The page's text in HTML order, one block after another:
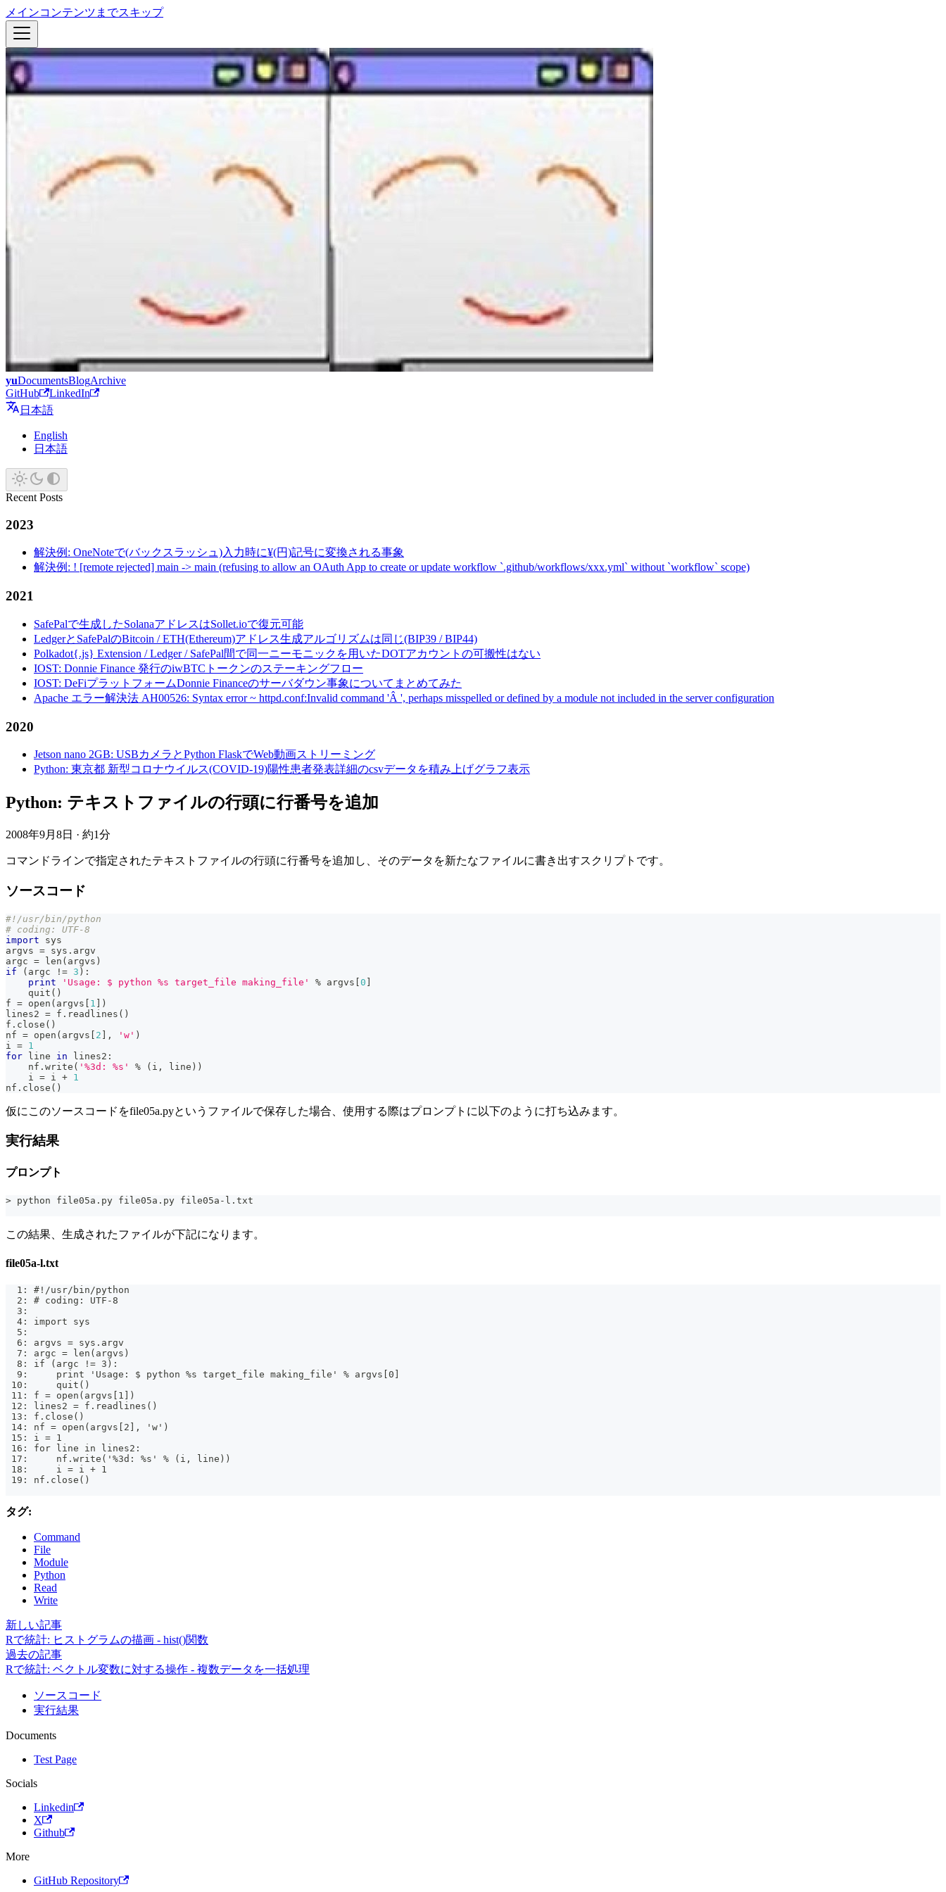
メインコンテンツまでスキップ
yuDocumentsBlogArchive
GitHub
LinkedIn
日本語
English
日本語
Recent Posts
2023
解決例: OneNoteで(バックスラッシュ)入力時に¥(円)記号に変換される事象
解決例: ! [remote rejected] main -> main (refusing to allow an OAuth App to create or update workflow `.github/workflows/xxx.yml` without `workflow` scope)
2021
SafePalで生成したSolanaアドレスはSollet.ioで復元可能
LedgerとSafePalのBitcoin / ETH(Ethereum)アドレス生成アルゴリズムは同じ(BIP39 / BIP44)
Polkadot{.js} Extension / Ledger / SafePal間で同一ニーモニックを用いたDOTアカウントの可搬性はない
IOST: Donnie Finance 発行のiwBTCトークンのステーキングフロー
IOST: DeFiプラットフォームDonnie Financeのサーバダウン事象についてまとめてみた
Apache エラー解決法 AH00526: Syntax error ~ httpd.conf:Invalid command 'Â ', perhaps misspelled or defined by a module not included in the server configuration
2020
Jetson nano 2GB: USBカメラとPython FlaskでWeb動画ストリーミング
Python: 東京都 新型コロナウイルス(COVID-19)陽性患者発表詳細のcsvデータを積み上げグラフ表示
Python: テキストファイルの行頭に行番号を追加
2008年9月8日 · 約1分
コマンドラインで指定されたテキストファイルの行頭に行番号を追加し、そのデータを新たなファイルに書き出すスクリプトです。
ソースコード
#!/usr/bin/python
# coding: UTF-8
import sys
argvs = sys . argv
argc = len ( argvs )
if
( argc != 3 ) :
print
'Usage: $ python %s target_file making_file' % argvs [0 ]
    quit
( )
f = open ( argvs [ 1 ] )
lines2 = f . readlines ( )
f . close ( )
nf = open ( argvs [ 2 ] , 'w' )
i = 1
for line in lines2 :
    nf
. write ( '%3d: %s' % ( i , line ) )
    i
= i + 1
nf . close ( )
仮にこのソースコードをfile05a.pyというファイルで保存した場合、使用する際はプロンプトに以下のように打ち込みます。
実行結果
プロンプト
> python file05a.py file05a.py file05a-l.txt
この結果、生成されたファイルが下記になります。
file05a-l.txt
  1: #!/usr/bin/python
  2: # coding: UTF-8
  3:
  4: import sys
  5:
  6: argvs = sys.argv
  7: argc = len(argvs)
  8: if (argc != 3):
  9:     print 'Usage: $ python %s target_file making_file' % argvs[0]
10:     quit()
11: f = open(argvs[1])
12: lines2 = f.readlines()
13: f.close()
14: nf = open(argvs[2], 'w')
15: i = 1
16: for line in lines2:
17:     nf.write('%3d: %s' % (i, line))
18:     i = i + 1
19: nf.close()
タグ:
Command
File
Module
Python
Read
Write
新しい記事
Rで統計: ヒストグラムの描画 - hist()関数
過去の記事
Rで統計: ベクトル変数に対する操作 - 複数データを一括処理
ソースコード
実行結果
Documents
Test Page
Socials
Linkedin
X
Github
More
GitHub Repository